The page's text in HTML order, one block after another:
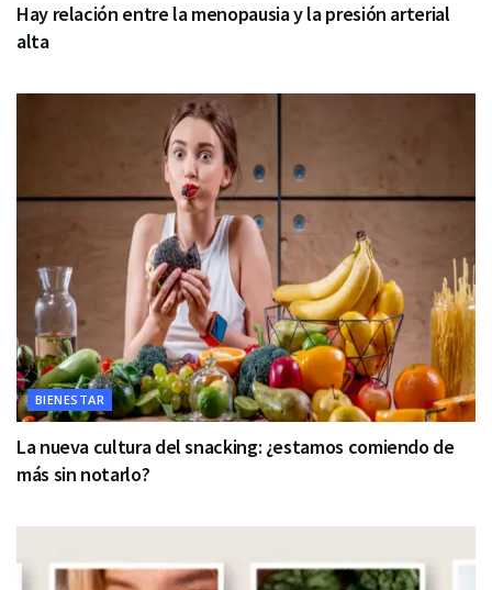
Hay relación entre la menopausia y la presión arterial
alta
BIENESTAR
La nueva cultura del snacking: ¿estamos comiendo de
más sin notarlo?